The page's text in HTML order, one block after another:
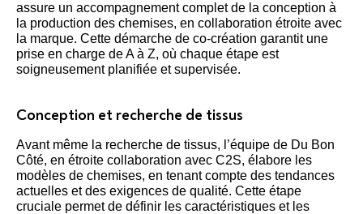
assure un accompagnement complet de la conception à
la production des chemises, en collaboration étroite avec
la marque. Cette démarche de co-création garantit une
prise en charge de A à Z, où chaque étape est
soigneusement planifiée et supervisée.
Conception et recherche de tissus
Avant même la recherche de tissus, l’équipe de Du Bon
Côté, en étroite collaboration avec C2S, élabore les
modèles de chemises, en tenant compte des tendances
actuelles et des exigences de qualité. Cette étape
cruciale permet de définir les caractéristiques et les